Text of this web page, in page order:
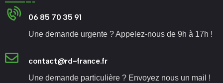
06 85 70 35 91
Une demande urgente ? Appelez-nous de 9h à 17h !
contact@rd-france.fr
Une demande particulière ? Envoyez nous un mail !